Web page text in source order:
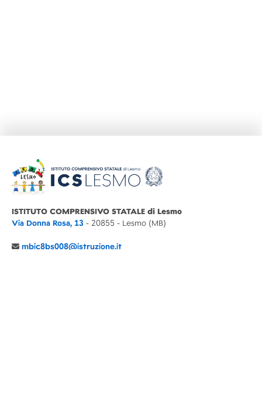
ISTITUTO COMPRENSIVO STATALE di Lesmo
Via Donna Rosa, 13 - 20855 - Lesmo (MB)
mbic8bs008@istruzione.it